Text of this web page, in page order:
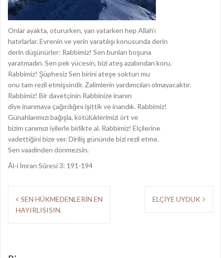
Onlar ayakta, otururken, yan yatarken hep Allah’ı
hatırlarlar. Evrenin ve yerin yaratılışı konusunda derin
derin düşünürler: Rabbimiz! Sen bunları boşuna
yaratmadın. Sen pek yücesin, bizi ateş azabından koru.
Rabbimiz! Şüphesiz Sen birini ateşe soktun mu
onu tam rezil etmişsindir. Zalimlerin yardımcıları olmayacaktır.
Rabbimiz! Bir davetçinin Rabbinize inanın
diye inanmaya çağırdığını işittik ve inandık. Rabbimiz!
Günahlarımızı bağışla, kötülüklerimizi ört ve
bizim canımızı iyilerle birlikte al. Rabbimiz! Elçilerine
vadettiğini bize ver. Diriliş gününde bizi rezil etme.
Sen vaadinden dönmezsin.
Âl-i İmran Sûresi 3: 191-194
ı
SEN HÜKMEDENLERİN EN
HAYIRLISISIN.
ELÇİYE UYDUK